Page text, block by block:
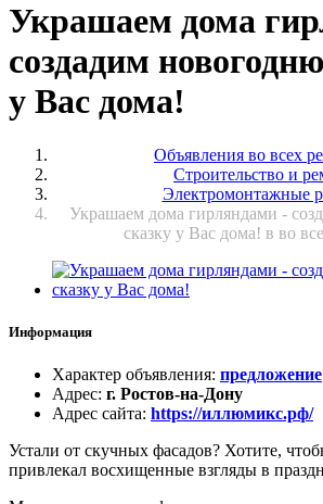
Украшаем дома
создадим
у Вас дома!
Объявления во всех
Строительство и
Электромонтажные
Украшаем дома гирляндами -
сказку у Вас дома! в во
Информация
Характер объявления: предложение
Адрес: г. Ростов-на-Дону
Адрес сайта: https://иллюмикс.рф/
Устали от скучных фасадов? Хотите,
привлекал восхищенные взгляды в